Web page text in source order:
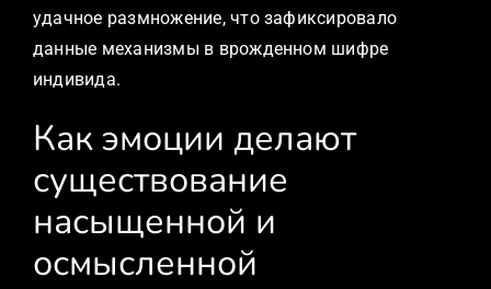
удачное размножение, что зафиксировало
данные механизмы в врожденном шифре
индивида.
Как эмоции делают
существование
насыщенной и
осмысленной